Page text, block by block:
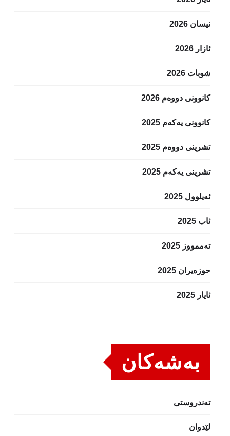
نیسان 2026
ئازار 2026
شوبات 2026
کانوونی دووەم 2026
کانوونی یەکەم 2025
تشرینی دووەم 2025
تشرینی یەکەم 2025
ئەیلوول 2025
ئاب 2025
تەممووز 2025
حوزه‌یران 2025
ئایار 2025
بەشەکان
تەندروستى
لێدوان